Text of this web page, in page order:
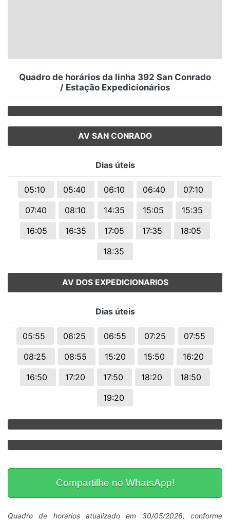
Quadro de horários da linha 392 San Conrado
/ Estação Expedicionários
AV SAN CONRADO
Dias úteis
05:10 05:40 06:10 06:40
07:10
07:40
08:10 14:35 15:05
15:35
16:05
16:35 17:05 17:35
18:05
18:35
AV DOS EXPEDICIONARIOS
Dias úteis
05:55 06:25 06:55 07:25
07:55
08:25
08:55 15:20 15:50
16:20
16:50
17:20 17:50 18:20
18:50
19:20
Compartilhe no WhatsApp!
Quadro de horários atualizado em 30/05/2026, conforme